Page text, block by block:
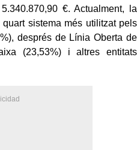
€. Actualment, la
sistema més utilitzat pels
després de Línia Oberta de
(23,53%) i altres entitats